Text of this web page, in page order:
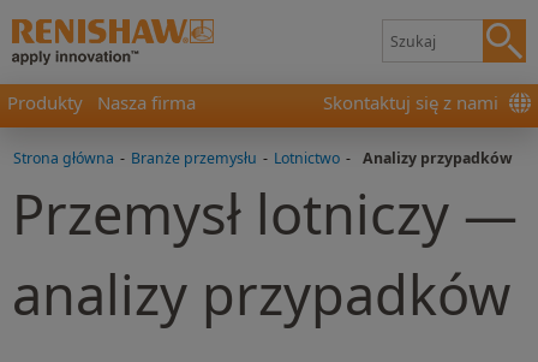
Produkty Nasza firma Skontaktuj się z nami
Strona główna - Branże przemysłu - Lotnictwo - Analizy przypadków
Przemysł lotniczy —
analizy przypadków